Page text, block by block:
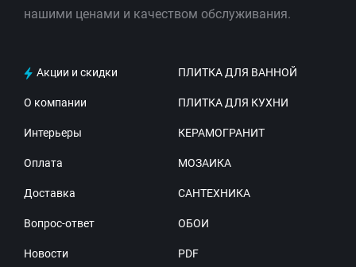
нашими ценами и качеством обслуживания.
Акции и скидки
О компании
Интерьеры
Оплата
Доставка
Вопрос-ответ
Новости
ПЛИТКА ДЛЯ ВАННОЙ
ПЛИТКА ДЛЯ КУХНИ
КЕРАМОГРАНИТ
МОЗАИКА
САНТЕХНИКА
ОБОИ
PDF